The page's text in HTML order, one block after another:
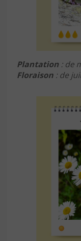
Plantation : de
Floraison : de